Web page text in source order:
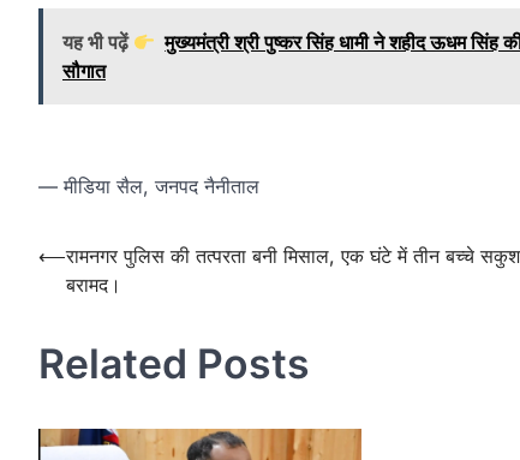
यह भी पढ़ें
मुख्यमंत्री श्री पुष्कर सिंह धामी ने शहीद ऊधम सिंह
सौगात
— मीडिया सैल, जनपद नैनीताल
Post
navigation
⟵रामनगर पुलिस की तत्परता बनी मिसाल, एक घंटे में तीन बच्चे
बरामद।
Related Posts